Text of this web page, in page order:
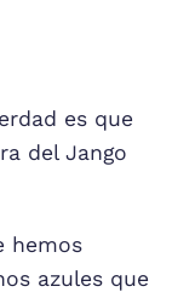
es que
del Jango
hemos
azules que